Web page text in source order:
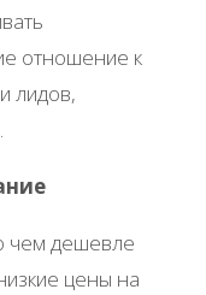
отношение к
лидов,
чем дешевле
цены на